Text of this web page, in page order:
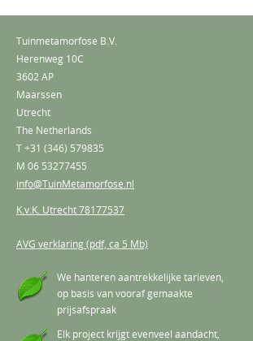
Tuinmetamorfose B.V.
Herenweg 10C
3602 AP
Maarssen
Utrecht
The Netherlands
T+31 (346) 579835
M 06 53277455
info@TuinMetamorfose.nl
K.v.K. Utrecht 78177537
AVG verklaring (pdf, ca 5 Mb)
We hanteren aantrekkelijke tarieven,
op basis van vooraf gemaakte
prijsafspraak
Elk project krijgt evenveel aandacht,